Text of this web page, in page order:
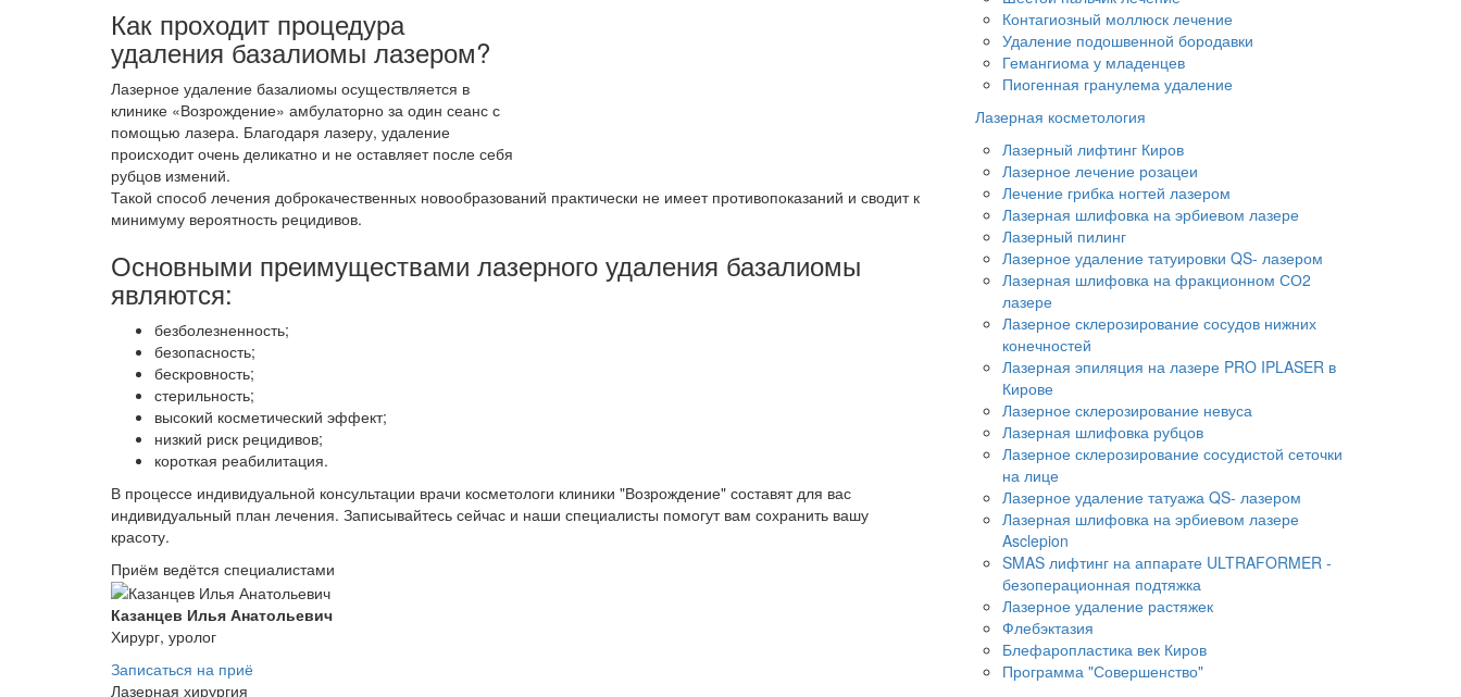
Как проходит процедура
удаления базалиомы лазером?
Лазерное удаление базалиомы осуществляется в
клинике «Возрождение» амбулаторно за один сеанс с
помощью лазера. Благодаря лазеру, удаление
происходит очень деликатно и не оставляет после себя
рубцов измений.
Такой способ лечения доброкачественных новообразований практически не имеет противопоказаний и сводит к
минимуму вероятность рецидивов.
Основными преимуществами лазерного удаления базалиомы
являются:
безболезненность;
безопасность;
бескровность;
стерильность;
высокий косметический эффект;
низкий риск рецидивов;
короткая реабилитация.
В процессе индивидуальной консультации врачи косметологи клиники "Возрождение" составят для вас
индивидуальный план лечения. Записывайтесь сейчас и наши специалисты помогут вам сохранить вашу
красоту.
Приём ведётся специалистами
Казанцев Илья Анатольевич
Хирург, уролог
Записаться на приё
Лазерная хирургия
Контагиозный моллюск лечение
Удаление подошвенной бородавки
Гемангиома у младенцев
Пиогенная гранулема удаление
Лазерная косметология
Лазерный лифтинг Киров
Лазерное лечение розацеи
Лечение грибка ногтей лазером
Лазерная шлифовка на эрбиевом лазере
Лазерный пилинг
Лазерное удаление татуировки QS- лазером
Лазерная шлифовка на фракционном СО2
лазере
Лазерное склерозирование сосудов нижних
конечностей
Лазерная эпиляция на лазере PRO IPLASER в
Кирове
Лазерное склерозирование невуса
Лазерная шлифовка рубцов
Лазерное склерозирование сосудистой сеточки
на лице
Лазерное удаление татуажа QS- лазером
Лазерная шлифовка на эрбиевом лазере
Asclepion
SMAS лифтинг на аппарате ULTRAFORMER -
безоперационная подтяжка
Лазерное удаление растяжек
Флебэктазия
Блефаропластика век Киров
Программа "Совершенство"